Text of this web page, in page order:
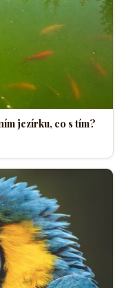
jezírku, co s tím?